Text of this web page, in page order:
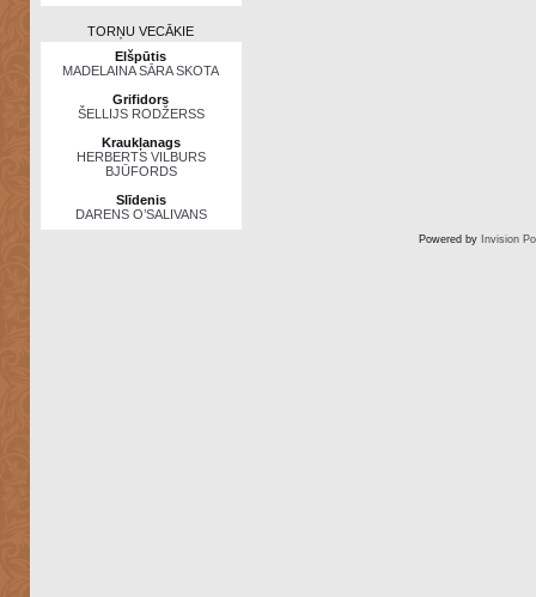
TORŅU VECĀKIE
Elšpūtis
MADELAINA SĀRA SKOTA
Grifidors
ŠELLIJS RODŽERSS
Kraukļanags
HERBERTS VILBURS
BJŪFORDS
Slīdenis
DARENS O’SALIVANS
Powered by Invision